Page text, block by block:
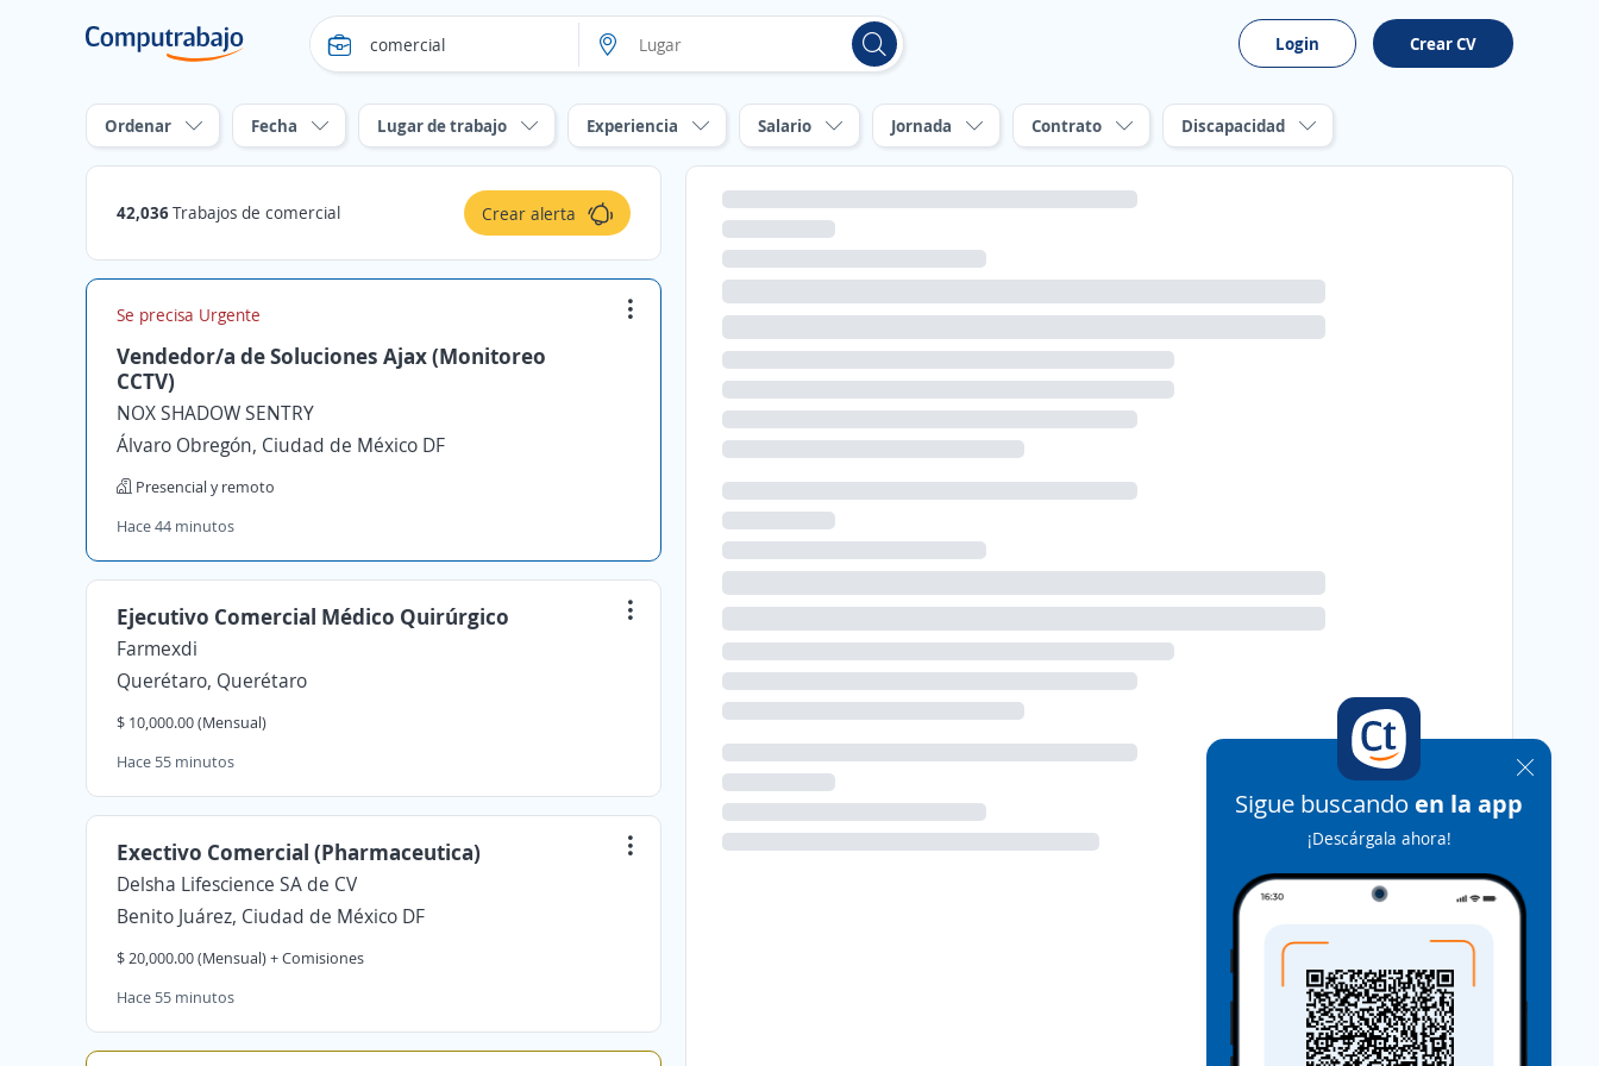
Login Crear CV
Ordenar Fecha Lugar de trabajo Experiencia Salario Jornada Contrato Discapacidad
42,036Trabajos de comercial Crear alerta
Se precisa Urgente
Vendedor/a de Soluciones Ajax (Monitoreo
CCTV)
NOX SHADOW SENTRY
Álvaro Obregón, Ciudad de México DF
Presencial y remoto
Hace 44 minutos
Ejecutivo Comercial Médico Quirúrgico
Farmexdi
Querétaro, Querétaro
$ 10,000.00 (Mensual)
Hace 55 minutos
Exectivo Comercial (Pharmaceutica)
Delsha Lifescience SA de CV
Benito Juárez, Ciudad de México DF
$ 20,000.00 (Mensual) + Comisiones
Hace 55 minutos
Sigue buscando en la app
¡Descárgala ahora!